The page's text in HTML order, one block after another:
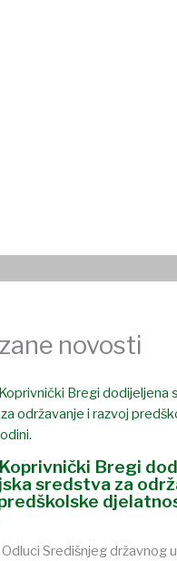
novosti
Bregi
sredstva za
Središnjeg državnog